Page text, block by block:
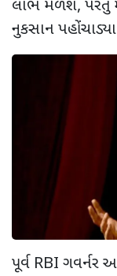
લાભ મળશે, પરંતુ
નુકસાન
પૂર્વ RBI ગવર્નર